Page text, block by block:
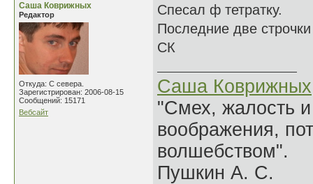
Саша Коврижных
Редактор
Откуда: С севера.
Зарегистрирован: 2006-08-15
Сообщений: 15171
Вебсайт
Спесал ф тетратку.
Последние две
СК
Саша Коврижных
"Смех, жалость
воображения,
волшебством".
Пушкин А. С.